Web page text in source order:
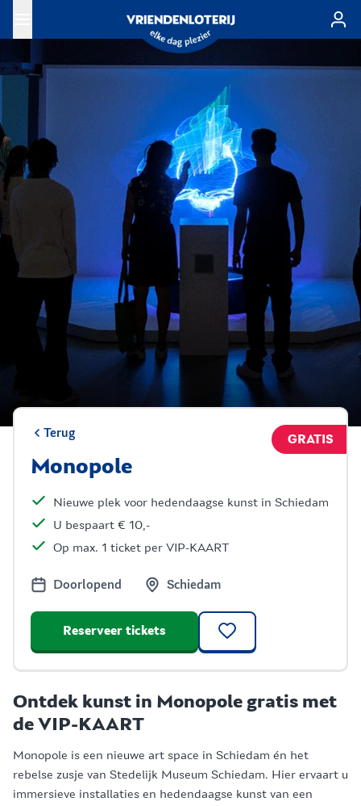
Ga naar de hoofdinhoud
Terug
Monopole
GRATIS
Nieuwe plek voor hedendaagse kunst in Schiedam
U bespaart € 10,-
Op max. 1 ticket per VIP-KAART
Doorlopend Schiedam
Reserveer tickets
Ontdek kunst in Monopole gratis met
de VIP-KAART
Monopole is een nieuwe art space in Schiedam én het
rebelse zusje van Stedelijk Museum Schiedam. Hier ervaart u
immersieve installaties en hedendaagse kunst van een